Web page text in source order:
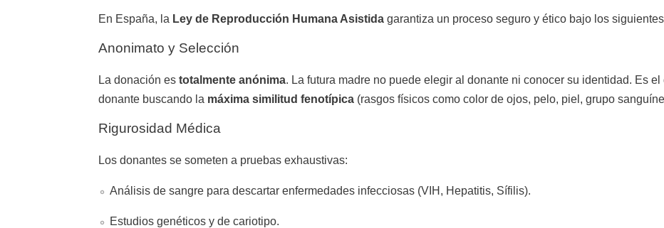
En España, la Ley de Reproducción Humana Asistida garantiza un proceso seguro y ético bajo los
Anonimato y Selección
La donación es totalmente anónima. La futura madre no puede elegir al donante ni conocer su identidad. Es
donante buscando la máxima similitud fenotípica (rasgos físicos como color de ojos, pelo, piel, grupo
Rigurosidad Médica
Los donantes se someten a pruebas exhaustivas:
Análisis de sangre para descartar enfermedades infecciosas (VIH, Hepatitis, Sífilis).
Estudios genéticos y de cariotipo.